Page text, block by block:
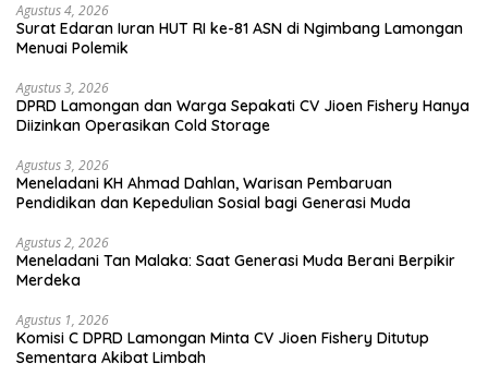
Agustus 4, 2026
Surat Edaran Iuran HUT RI ke-81 ASN di Ngimbang Lamongan
Menuai Polemik
Agustus 3, 2026
DPRD Lamongan dan Warga Sepakati CV Jioen Fishery Hanya
Diizinkan Operasikan Cold Storage
Agustus 3, 2026
Meneladani KH Ahmad Dahlan, Warisan Pembaruan
Pendidikan dan Kepedulian Sosial bagi Generasi Muda
Agustus 2, 2026
Meneladani Tan Malaka: Saat Generasi Muda Berani Berpikir
Merdeka
Agustus 1, 2026
Komisi C DPRD Lamongan Minta CV Jioen Fishery Ditutup
Sementara Akibat Limbah